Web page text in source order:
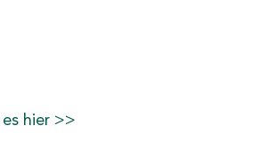
hier >>